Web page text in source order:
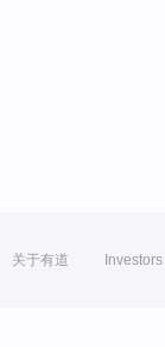
关于有道 Investors